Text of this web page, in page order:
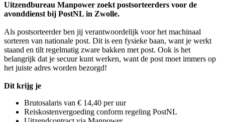
Uitzendbureau Manpower zoekt postsorteerders voor de
avonddienst bij PostNL in Zwolle.
Als postsorteerder ben jij verantwoordelijk voor het machinaal
sorteren van nationale post. Dit is een fysieke baan, want je werkt
staand en tilt regelmatig zware bakken met post. Ook is het
belangrijk dat je secuur kunt werken, want de post moet immers op
het juiste adres worden bezorgd!
Dit krijg je
Brutosalaris van € 14,40 per uur
Reiskostenvergoeding conform regeling PostNL